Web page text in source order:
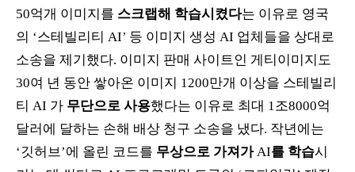
50억개 이미지를 스크랩해 학습시켰다는 이유로 영국
의 ‘스테빌리티 AI’ 등 이미지 생성 AI 업체들을 상대로
소송을 제기했다. 이미지 판매 사이트인 게티이미지도
30여 년 동안 쌓아온 이미지 1200만개 이상을 스테빌리
티 AI 가 무단으로 사용했다는 이유로 최대 1조8000억
달러에 달하는 손해 배상 청구 소송을 냈다. 작년에는
‘깃허브’에 올린 코드를 무상으로 가져가AI를 학습시